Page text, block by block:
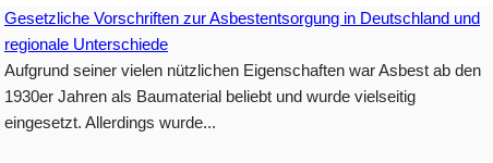
Gesetzliche Vorschriften zur Asbestentsorgung in Deutschland und
regionale Unterschiede
Aufgrund seiner vielen nützlichen Eigenschaften war Asbest ab den
1930er Jahren als Baumaterial beliebt und wurde vielseitig
eingesetzt. Allerdings wurde...